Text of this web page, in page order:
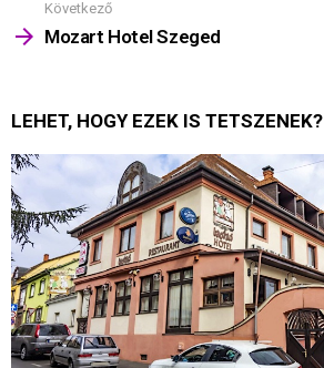
Következő
Mozart Hotel Szeged
LEHET, HOGY EZEK IS TETSZENEK?